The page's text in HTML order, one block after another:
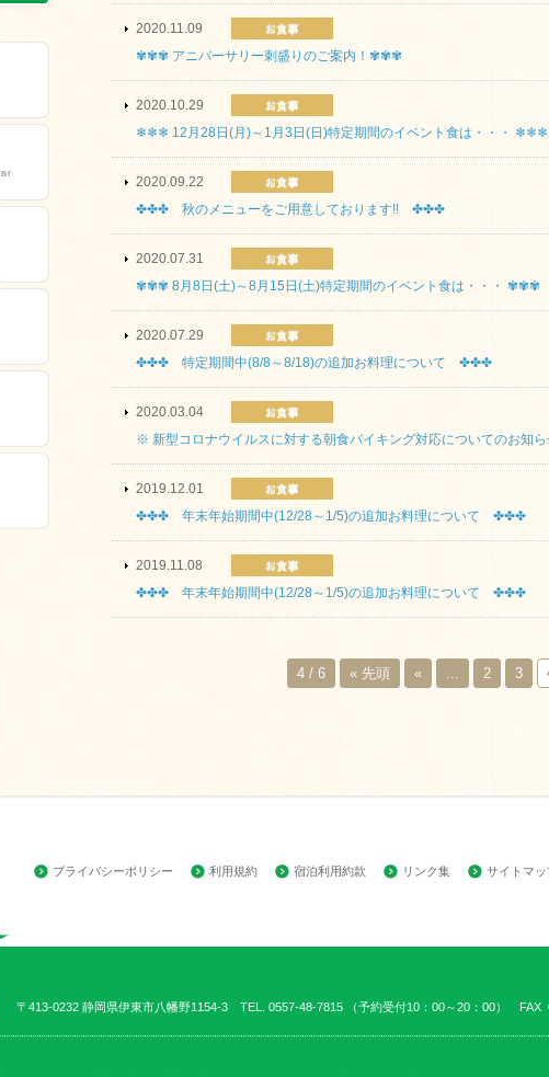
2020.11.09
✾✾✾ アニバーサリー刺盛りのご案内！✾✾✾
2020.10.29
❄❄❄ 12月28日(月)～1月3日(日)特定期間のイベント食は・・・ ❄❄❄
2020.09.22
✤✤✤ 秋のメニューをご用意しております!! ✤✤✤
2020.07.31
✾✾✾ 8月8日(土)～8月15日(土)特定期間のイベント食は・・・ ✾✾✾
2020.07.29
✤✤✤ 特定期間中(8/8～8/18)の追加お料理について ✤✤✤
2020.03.04
※ 新型コロナウイルスに対する朝食バイキング対応についてのお知
2019.12.01
✤✤✤ 年末年始期間中(12/28～1/5)の追加お料理について ✤✤✤
2019.11.08
✤✤✤ 年末年始期間中(12/28～1/5)の追加お料理について ✤✤✤
4 / 6 « 先頭 « ... 2 3
プライバシーポリシー 利用規約 宿泊利用約款 リンク集 サイトマッ
：
〒413-0232 静岡県伊東市八幡野1154-3 TEL. 0557-48-7815 （予約受付10：00～20：00） FAX